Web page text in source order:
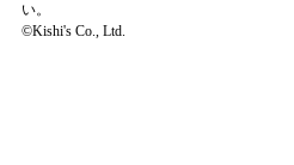
い。
©Kishi's Co., Ltd.